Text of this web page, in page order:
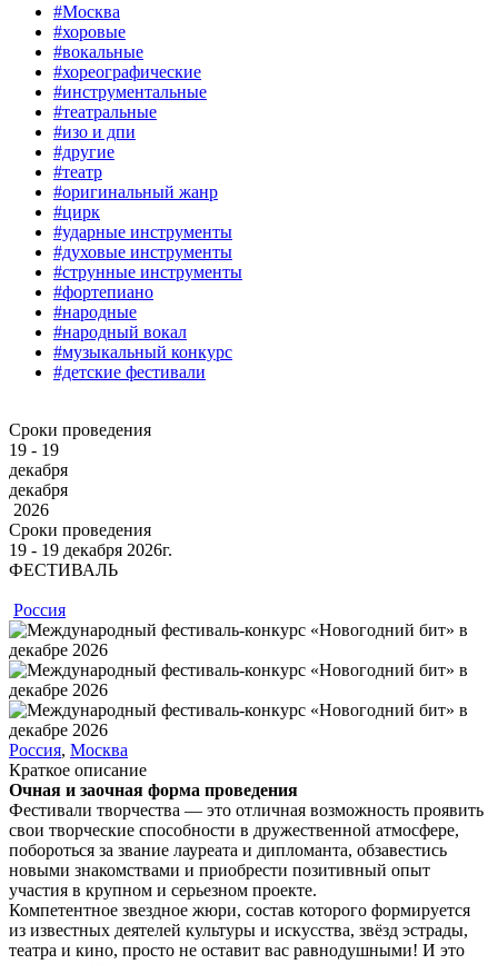
#Москва
#хоровые
#вокальные
#хореографические
#инструментальные
#театральные
#изо и дпи
#другие
#театр
#оригинальный жанр
#цирк
#ударные инструменты
#духовые инструменты
#струнные инструменты
#фортепиано
#народные
#народный вокал
#музыкальный конкурс
#детские фестивали
Сроки проведения
19 - 19
декабря
декабря
2026
Сроки проведения
19 ‐ 19 декабря 2026г.
ФЕСТИВАЛЬ
Россия
Россия, Москва
Краткое описание
Очная и заочная форма проведения
Фестивали творчества — это отличная возможность проявить
свои творческие способности в дружественной атмосфере,
побороться за звание лауреата и дипломанта, обзавестись
новыми знакомствами и приобрести позитивный опыт
участия в крупном и серьезном проекте.
Компетентное звездное жюри, состав которого формируется
из известных деятелей культуры и искусства, звёзд эстрады,
театра и кино, просто не оставит вас равнодушными! И это